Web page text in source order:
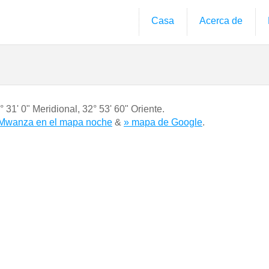
Casa Acerca de
31' 0" Meridional , 32° 53' 60" Oriente.
en el mapa noche & » mapa de Google.